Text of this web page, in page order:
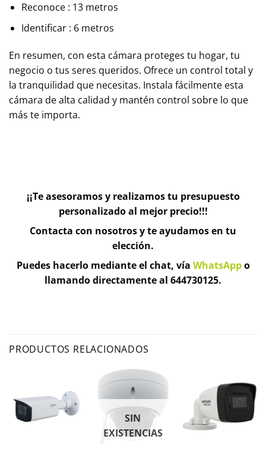
Reconoce : 13 metros
Identificar : 6 metros
En resumen, con esta cámara proteges tu hogar, tu
negocio o tus seres queridos. Ofrece un control total y
la tranquilidad que necesitas. Instala fácilmente esta
cámara de alta calidad y mantén control sobre lo que
más te importa.
¡¡Te asesoramos y realizamos tu presupuesto
personalizado al mejor precio!!!
Contacta con nosotros y te ayudamos en tu
elección.
Puedes hacerlo mediante el chat, vía WhatsAppo
llamando directamente al 644730125.
PRODUCTOS RELACIONADOS
SIN
EXISTENCIAS